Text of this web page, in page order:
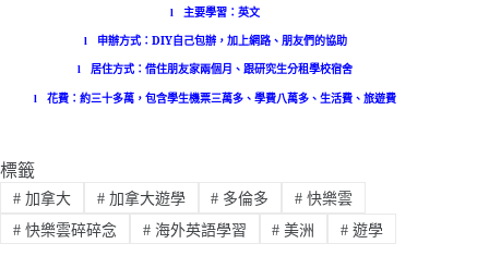
l 主要學習：英文
l 申辦方式： DIY自己包辦，加上網路、朋友們的協助
l 居住方式：借住朋友家兩個月、跟研究生分租學校宿舍
l 花費：約三十多萬，包含學生機票三萬多、學費八萬多、生活費、旅遊費
標籤
#加拿大 #加拿大遊學 # 多倫多 # 快樂雲
#快樂雲碎碎念 #海外英語學習 # 美洲 # 遊學